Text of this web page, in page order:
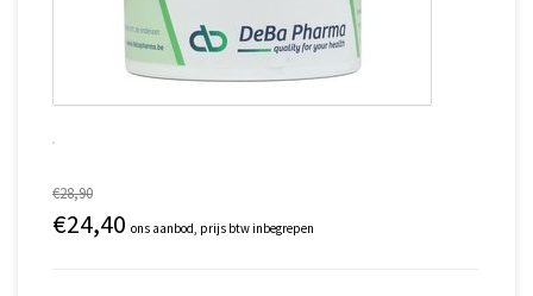
€28,90
€24,40 ons aanbod, prijs btw inbegrepen